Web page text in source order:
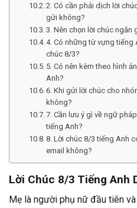
2. Có cần phải dịch lời
gửi không?
3. Nên chọn lời chúc ngắn
4. Có những từ vựng
chúc 8/3?
5. Có nên kèm theo hình
Anh?
6. Khi gửi lời chúc cho
không?
7. Cần lưu ý gì về ngữ
tiếng Anh?
8. Lời chúc 8/3 tiếng Anh
email không?
Lời Chúc 8/3 Tiếng Anh
Mẹ là người phụ nữ đầu tiên